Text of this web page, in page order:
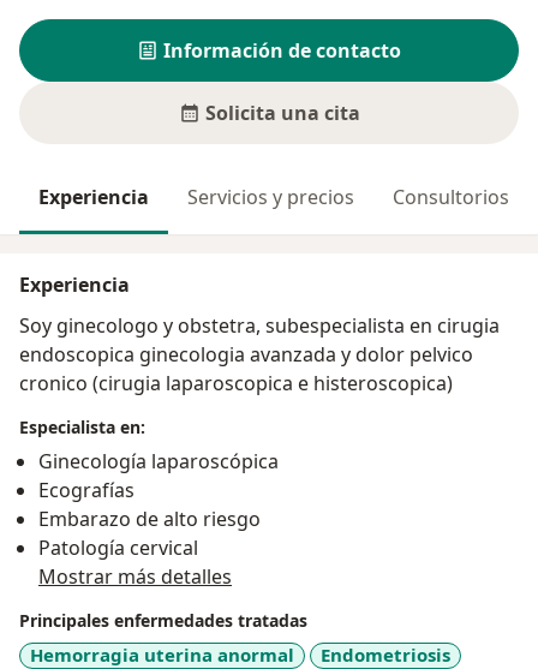
Información de contacto
Solicita una cita
Experiencia Servicios y precios Consultorios
Experiencia
Soy ginecologo y obstetra, subespecialista en cirugia
endoscopica ginecologia avanzada y dolor pelvico
cronico (cirugia laparoscopica e histeroscopica)
Especialista en:
Ginecología laparoscópica
Ecografías
Embarazo de alto riesgo
Patología cervical
Mostrar más detalles
Principales enfermedades tratadas
Hemorragia uterina anormal
Endometriosis